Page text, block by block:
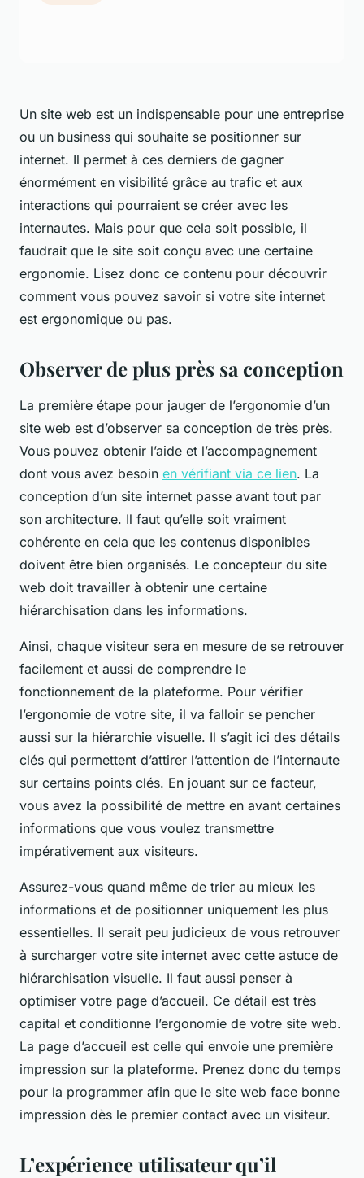
Un site web est un indispensable pour une entreprise
ou un business qui souhaite se positionner sur
internet. Il permet à ces derniers de gagner
énormément en visibilité grâce au trafic et aux
interactions qui pourraient se créer avec les
internautes. Mais pour que cela soit possible, il
faudrait que le site soit conçu avec une certaine
ergonomie. Lisez donc ce contenu pour découvrir
comment vous pouvez savoir si votre site internet
est ergonomique ou pas.
Observer de plus près sa conception
La première étape pour jauger de l’ergonomie d’un
site web est d’observer sa conception de très près.
Vous pouvez obtenir l’aide et l’accompagnement
dont vous avez besoin en vérifiant via ce lien. La
conception d’un site internet passe avant tout par
son architecture. Il faut qu’elle soit vraiment
cohérente en cela que les contenus disponibles
doivent être bien organisés. Le concepteur du site
web doit travailler à obtenir une certaine
hiérarchisation dans les informations.
Ainsi, chaque visiteur sera en mesure de se retrouver
facilement et aussi de comprendre le
fonctionnement de la plateforme. Pour vérifier
l’ergonomie de votre site, il va falloir se pencher
aussi sur la hiérarchie visuelle. Il s’agit ici des détails
clés qui permettent d’attirer l’attention de l’internaute
sur certains points clés. En jouant sur ce facteur,
vous avez la possibilité de mettre en avant certaines
informations que vous voulez transmettre
impérativement aux visiteurs.
Assurez-vous quand même de trier au mieux les
informations et de positionner uniquement les plus
essentielles. Il serait peu judicieux de vous retrouver
à surcharger votre site internet avec cette astuce de
hiérarchisation visuelle. Il faut aussi penser à
optimiser votre page d’accueil. Ce détail est très
capital et conditionne l’ergonomie de votre site web.
La page d’accueil est celle qui envoie une première
impression sur la plateforme. Prenez donc du temps
pour la programmer afin que le site web face bonne
impression dès le premier contact avec un visiteur.
L’expérience utilisateur qu’il